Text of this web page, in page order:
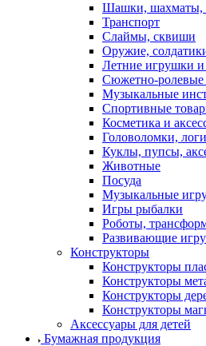
Шашки, шахматы,
Транспорт
Слаймы, сквиши
Оружие,
Летние игрушки
Сюжетно-
Музыкальные
Спортивные
Косметика и
Головоломки,
Куклы, пупсы,
Животные
Посуда
Музыкальные
Игры рыбалки
Роботы,
Развивающие
Конструкторы
Конструкторы
Конструкторы
Конструкторы
Конструкторы
Аксессуары для детей
Бумажная продукция